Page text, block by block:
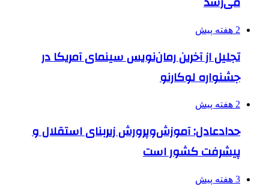
2 هفته پیش
تجلیل از آخرین رمان‌نویس سینمای آمریکا در
جشنواره لوکارنو
2 هفته پیش
حدادعادل: آموزش‌وپرورش زیربنای استقلال و
پیشرفت کشور است
3 هفته پیش